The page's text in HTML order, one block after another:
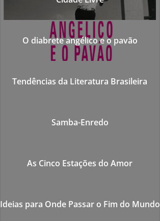
O diabrete angélico e o pavão
Tendências da Literatura Brasileira
Samba-Enredo
As Cinco Estações do Amor
Ideias para Onde Passar o Fim do Mundo